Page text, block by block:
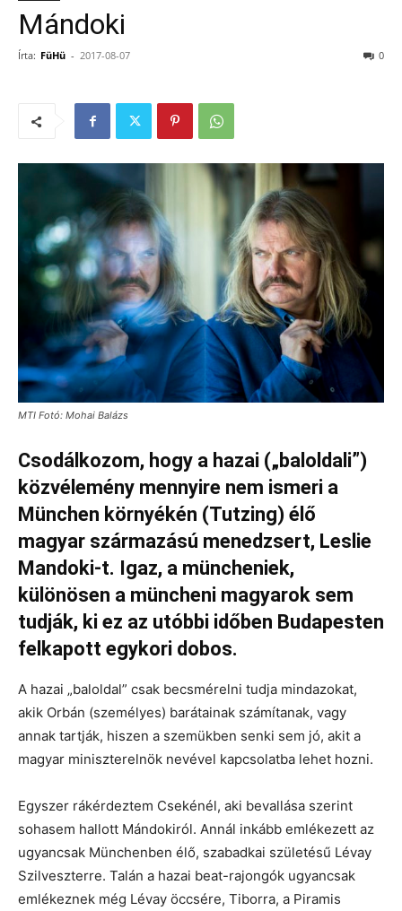
Mándoki
Írta: FüHü - 2017-08-07 0
MTI Fotó: Mohai Balázs
Csodálkozom, hogy a hazai („baloldali”)
közvélemény mennyire nem ismeri a
München környékén (Tutzing) élő
magyar származású menedzsert, Leslie
Mandoki-t. Igaz, a müncheniek,
különösen a müncheni magyarok sem
tudják, ki ez az utóbbi időben Budapesten
felkapott egykori dobos.
A hazai „baloldal” csak becsmérelni tudja mindazokat,
akik Orbán (személyes) barátainak számítanak, vagy
annak tartják, hiszen a szemükben senki sem jó, akit a
magyar miniszterelnök nevével kapcsolatba lehet hozni.
Egyszer rákérdeztem Csekénél, aki bevallása szerint
sohasem hallott Mándokiról. Annál inkább emlékezett az
ugyancsak Münchenben élő, szabadkai születésű Lévay
Szilveszterre. Talán a hazai beat-rajongók ugyancsak
emlékeznek még Lévay öccsére, Tiborra, a Piramis